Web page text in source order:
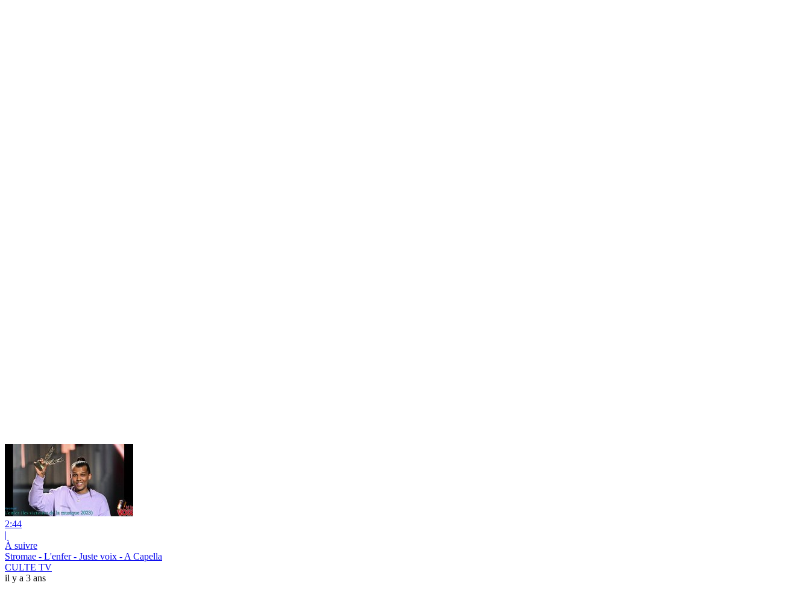
2:44
|
À suivre
Stromae - L'enfer - Juste voix - A Capella
CULTE TV
il y a 3 ans